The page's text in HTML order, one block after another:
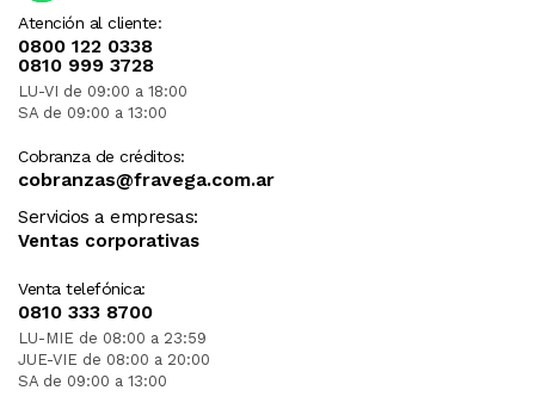
Atención al cliente:
0800 122 0338
0810 999 3728
LU-VI de 09:00 a 18:00
SA de 09:00 a 13:00
Cobranza de créditos:
cobranzas@fravega.com.ar
Servicios a empresas:
Ventas corporativas
Venta telefónica:
0810 333 8700
LU-MIE de 08:00 a 23:59
JUE-VIE de 08:00 a 20:00
SA de 09:00 a 13:00